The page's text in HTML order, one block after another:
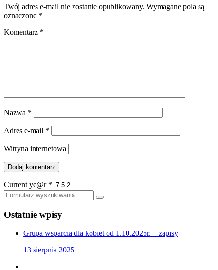
Twój adres e-mail nie zostanie opublikowany. Wymagane pola są
oznaczone *
Komentarz *
Nazwa *
Adres e-mail *
Witryna internetowa
Current ye@r *
Szukaj
Ostatnie wpisy
Grupa wsparcia dla kobiet od 1.10.2025r. – zapisy
13 sierpnia 2025